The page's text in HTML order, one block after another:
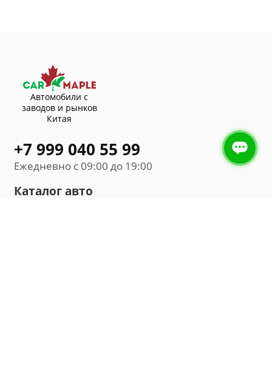
Автомобили с
заводов и рынков
Китая
+7 999 040 55 99
Ежедневно с 09:00 до 19:00
Каталог авто